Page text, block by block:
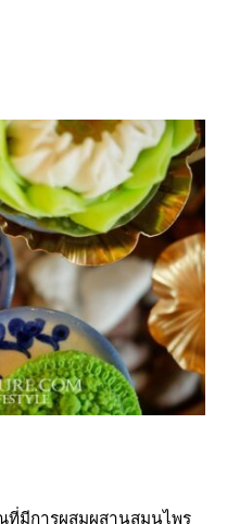
ที่มีการผสมผสานสมุนไพร